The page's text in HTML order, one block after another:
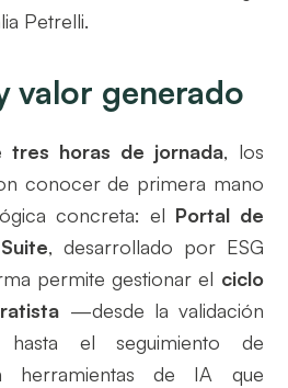
Petrelli.
valor generado
tres horas de jornada, los
conocer de primera mano
concreta: el Portal de
, desarrollado por ESG
permite gestionar el ciclo
—desde la validación
hasta el seguimiento de
herramientas de IA que